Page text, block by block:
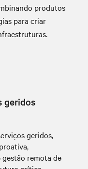
produtos
para criar
geridos
geridos,
remota de